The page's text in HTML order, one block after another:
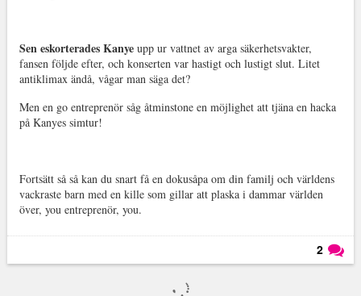
Sen eskorterades Kanyeupp ur vattnet av arga säkerhetsvakter,
fansen följde efter, och konserten var hastigt och lustigt slut. Litet
antiklimax ändå, vågar man säga det?
Men en go entreprenör såg åtminstone en möjlighet att tjäna en hacka
på Kanyes simtur!
Fortsätt så så kan du snart få en dokusåpa om din familj och världens
vackraste barn med en kille som gillar att plaska i dammar världen
över, you entreprenör, you.
2